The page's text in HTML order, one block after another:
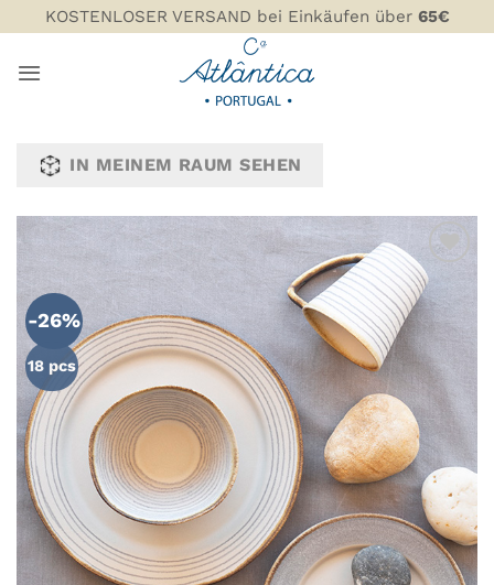
Inhalt
springen
KOSTENLOSER VERSAND bei Einkäufen über 65€
IN MEINEM RAUM SEHEN
-26%
18 pcs
ZU MEINER
WUNSCHLISTE
HINZUFÜGEN